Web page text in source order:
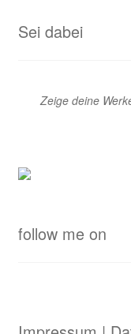
Sei dabei
Zeige deine
follow me on